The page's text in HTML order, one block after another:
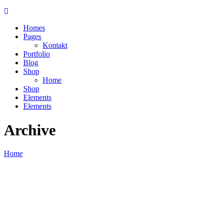
Homes
Pages
Kontakt
Portfolio
Blog
Shop
Home
Shop
Elements
Elements
Archive
Home